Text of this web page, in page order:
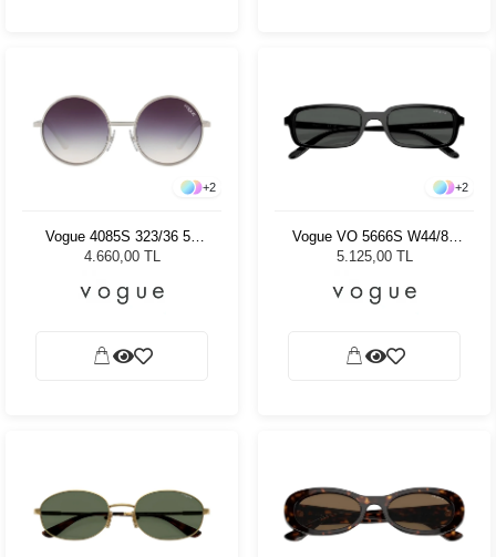
+2
Vogue 4085S 323/36 50
Kadın Güneş Gözlüğü
4.660,00 TL
+2
Vogue VO 5666S W44/87
53 - 53 Kadın Güneş
Gözlüğü
5.125,00 TL